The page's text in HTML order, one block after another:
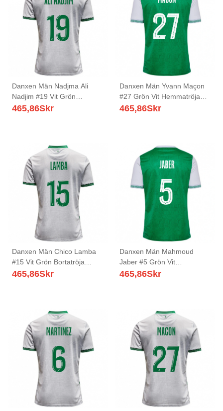
Danxen Män Nadjma Ali
Nadjim #19 Vit Grön
Bortatröja Matchtröjor
465,86Skr
Danxen Män Yvann Maçon
#27 Grön Vit Hemmatröja
Matchtröjor 2025/26 Tröjor
465,86Skr
Danxen Män Chico Lamba
#15 Vit Grön Bortatröja
Matchtröjor 2025/26 Tröjor
465,86Skr
Danxen Män Mahmoud
Jaber #5 Grön Vit
Hemmatröja Matchtröjor
465,86Skr